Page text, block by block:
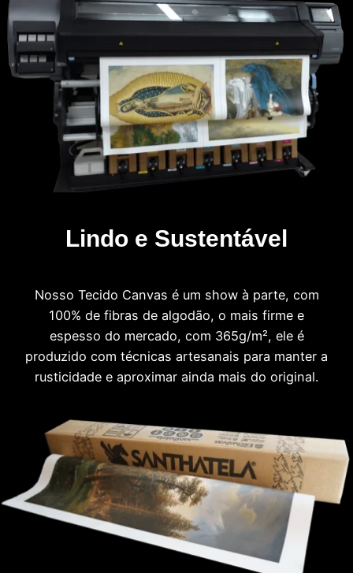
Lindo e Sustentável
Nosso Tecido Canvas é um show à parte, com
100% de fibras de algodão, o mais firme e
espesso do mercado, com 365g/m², ele é
produzido com técnicas artesanais para manter a
rusticidade e aproximar ainda mais do original.